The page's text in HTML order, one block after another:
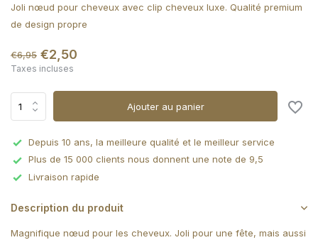
Joli nœud pour cheveux avec clip cheveux luxe. Qualité premium
de design propre
€6,95 €2,50
Taxes incluses
Ajouter au panier
Depuis 10 ans, la meilleure qualité et le meilleur service
Plus de 15 000 clients nous donnent une note de 9,5
Livraison rapide
Description du produit
Magnifique nœud pour les cheveux. Joli pour une fête, mais aussi